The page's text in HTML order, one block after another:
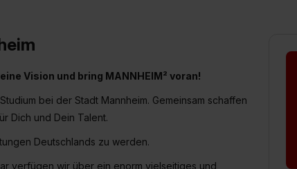
Vision und bring MANNHEIM² voran!
bei der Stadt Mannheim. Gemeinsam schaffen
Dich und Dein Talent.
Deutschlands zu werden.
verfügen wir über ein enorm vielseitiges und